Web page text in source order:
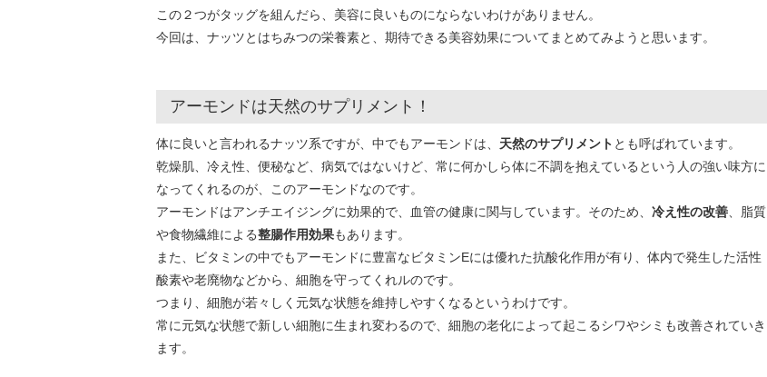
この２つがタッグを組んだら、美容に良いものにならないわけがありません。
今回は、ナッツとはちみつの栄養素と、期待できる美容効果についてまとめてみようと思います。
アーモンドは天然のサプリメント！
体に良いと言われるナッツ系ですが、中でもアーモンドは、 天然のサプリメント とも呼ばれています。
乾燥肌、冷え性、便秘など、病気ではないけど、常に何かしら体に不調を抱えているという人の強い味方に
なってくれるのが、このアーモンドなのです。
アーモンドはアンチエイジングに効果的で、血管の健康に関与しています。そのため、 冷え性の改善 、脂質
や食物繊維による整腸作用効果もあります。
また、ビタミンの中でもアーモンドに豊富なビタミンEには優れた抗酸化作用が有り、体内で発生した活性
酸素や老廃物などから、細胞を守ってくれルのです。
つまり、細胞が若々しく元気な状態を維持しやすくなるというわけです。
常に元気な状態で新しい細胞に生まれ変わるので、細胞の老化によって起こるシワやシミも改善されていき
ます。